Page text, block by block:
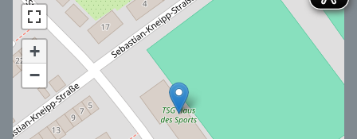
+
−